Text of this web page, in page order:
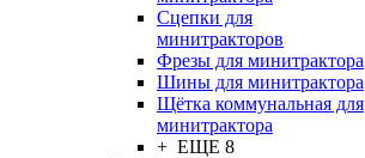
Сцепки для
минитракторов
Фрезы для минитрактора
Шины для минитрактора
Щётка коммунальная для
минитрактора
+ ЕЩЕ 8